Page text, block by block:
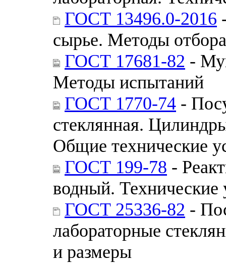
ГОСТ 13496.0-2016
сырье. Методы
ГОСТ 17681-82 -
Методы испытаний
ГОСТ 1770-74 -
стеклянная.
Общие технические
ГОСТ 199-78 -
водный. Технические
ГОСТ 25336-82 -
лабораторные
и размеры